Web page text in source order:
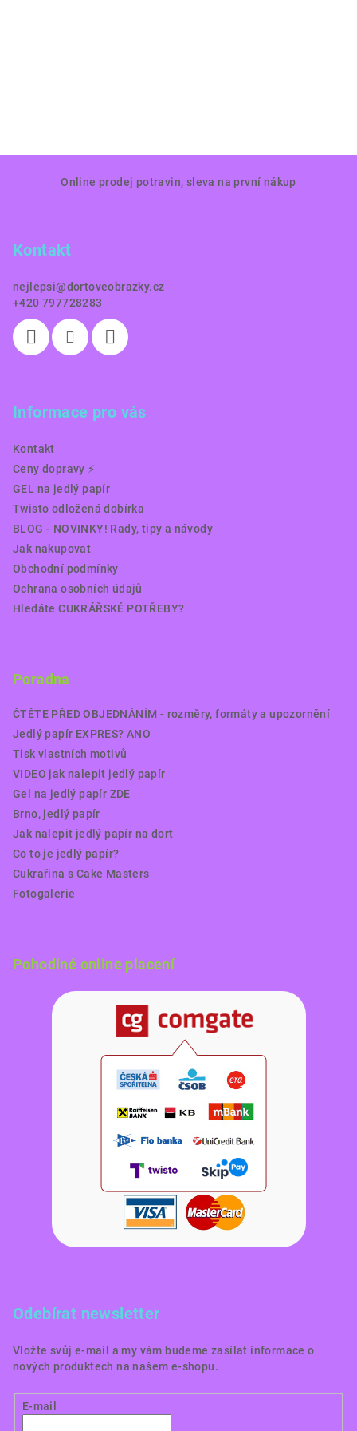
Online prodej potravin, sleva na první nákup
Kontakt
nejlepsi@dortoveobrazky.cz
+420 797728283
Informace pro vás
Kontakt
Ceny dopravy ⚡️
GEL na jedlý papír
Twisto odložená dobírka
BLOG - NOVINKY! Rady, tipy a návody
Jak nakupovat
Obchodní podmínky
Ochrana osobních údajů
Hledáte CUKRÁŘSKÉ POTŘEBY?
Poradna
ČTĚTE PŘED OBJEDNÁNÍM - rozměry, formáty a upozornění
Jedlý papír EXPRES? ANO
Tisk vlastních motivů
VIDEO jak nalepit jedlý papír
Gel na jedlý papír ZDE
Brno, jedlý papír
Jak nalepit jedlý papír na dort
Co to je jedlý papír?
Cukrařina s Cake Masters
Fotogalerie
Pohodlné online placení
Odebírat newsletter
Vložte svůj e-mail a my vám budeme zasílat informace o
nových produktech na našem e-shopu.
E-mail